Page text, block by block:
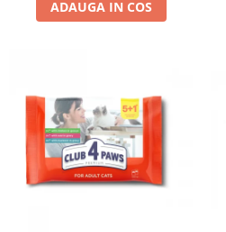
ADAUGA IN COS